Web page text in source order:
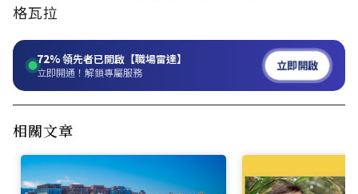
格瓦拉
72%領先者已開啟【職場雷達】
立即開通！解鎖專屬服務 立即開啟
相關文章